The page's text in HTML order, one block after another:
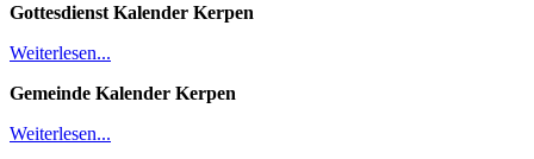
Gottesdienst Kalender Kerpen
Weiterlesen...
Gemeinde Kalender Kerpen
Weiterlesen...